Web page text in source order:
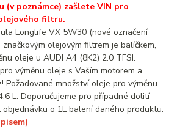
(v poznámce) zašlete VIN pro
filtru.
Longlife VX 5W30 (nové označení
značkovým olejovým filtrem je balíčkem,
oleje u AUDI A4 (8K2) 2.0 TFSI.
výměnu oleje s Vaším motorem a
Požadované množství oleje pro výměnu
L. Doporučujeme pro případné dolití
o 1L balení daného produktu.